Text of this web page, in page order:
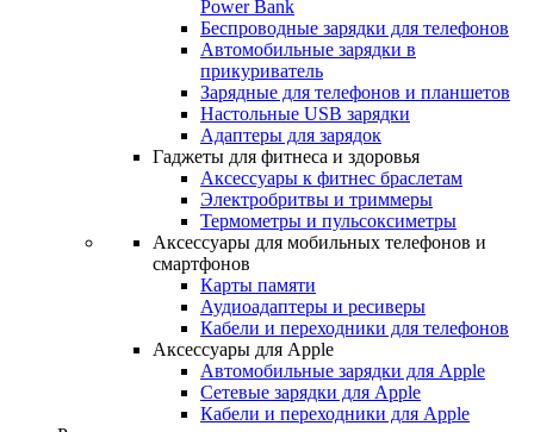
Power Bank
Беспроводные зарядки для телефонов
Автомобильные зарядки в
прикуриватель
Зарядные для телефонов и планшетов
Настольные USB зарядки
Адаптеры для зарядок
Гаджеты для фитнеса и здоровья
Аксессуары к фитнес браслетам
Электробритвы и триммеры
Термометры и пульсоксиметры
Аксессуары для мобильных телефонов и
смартфонов
Карты памяти
Аудиоадаптеры и ресиверы
Кабели и переходники для телефонов
Аксессуары для Apple
Автомобильные зарядки для Apple
Сетевые зарядки для Apple
Кабели и переходники для Apple